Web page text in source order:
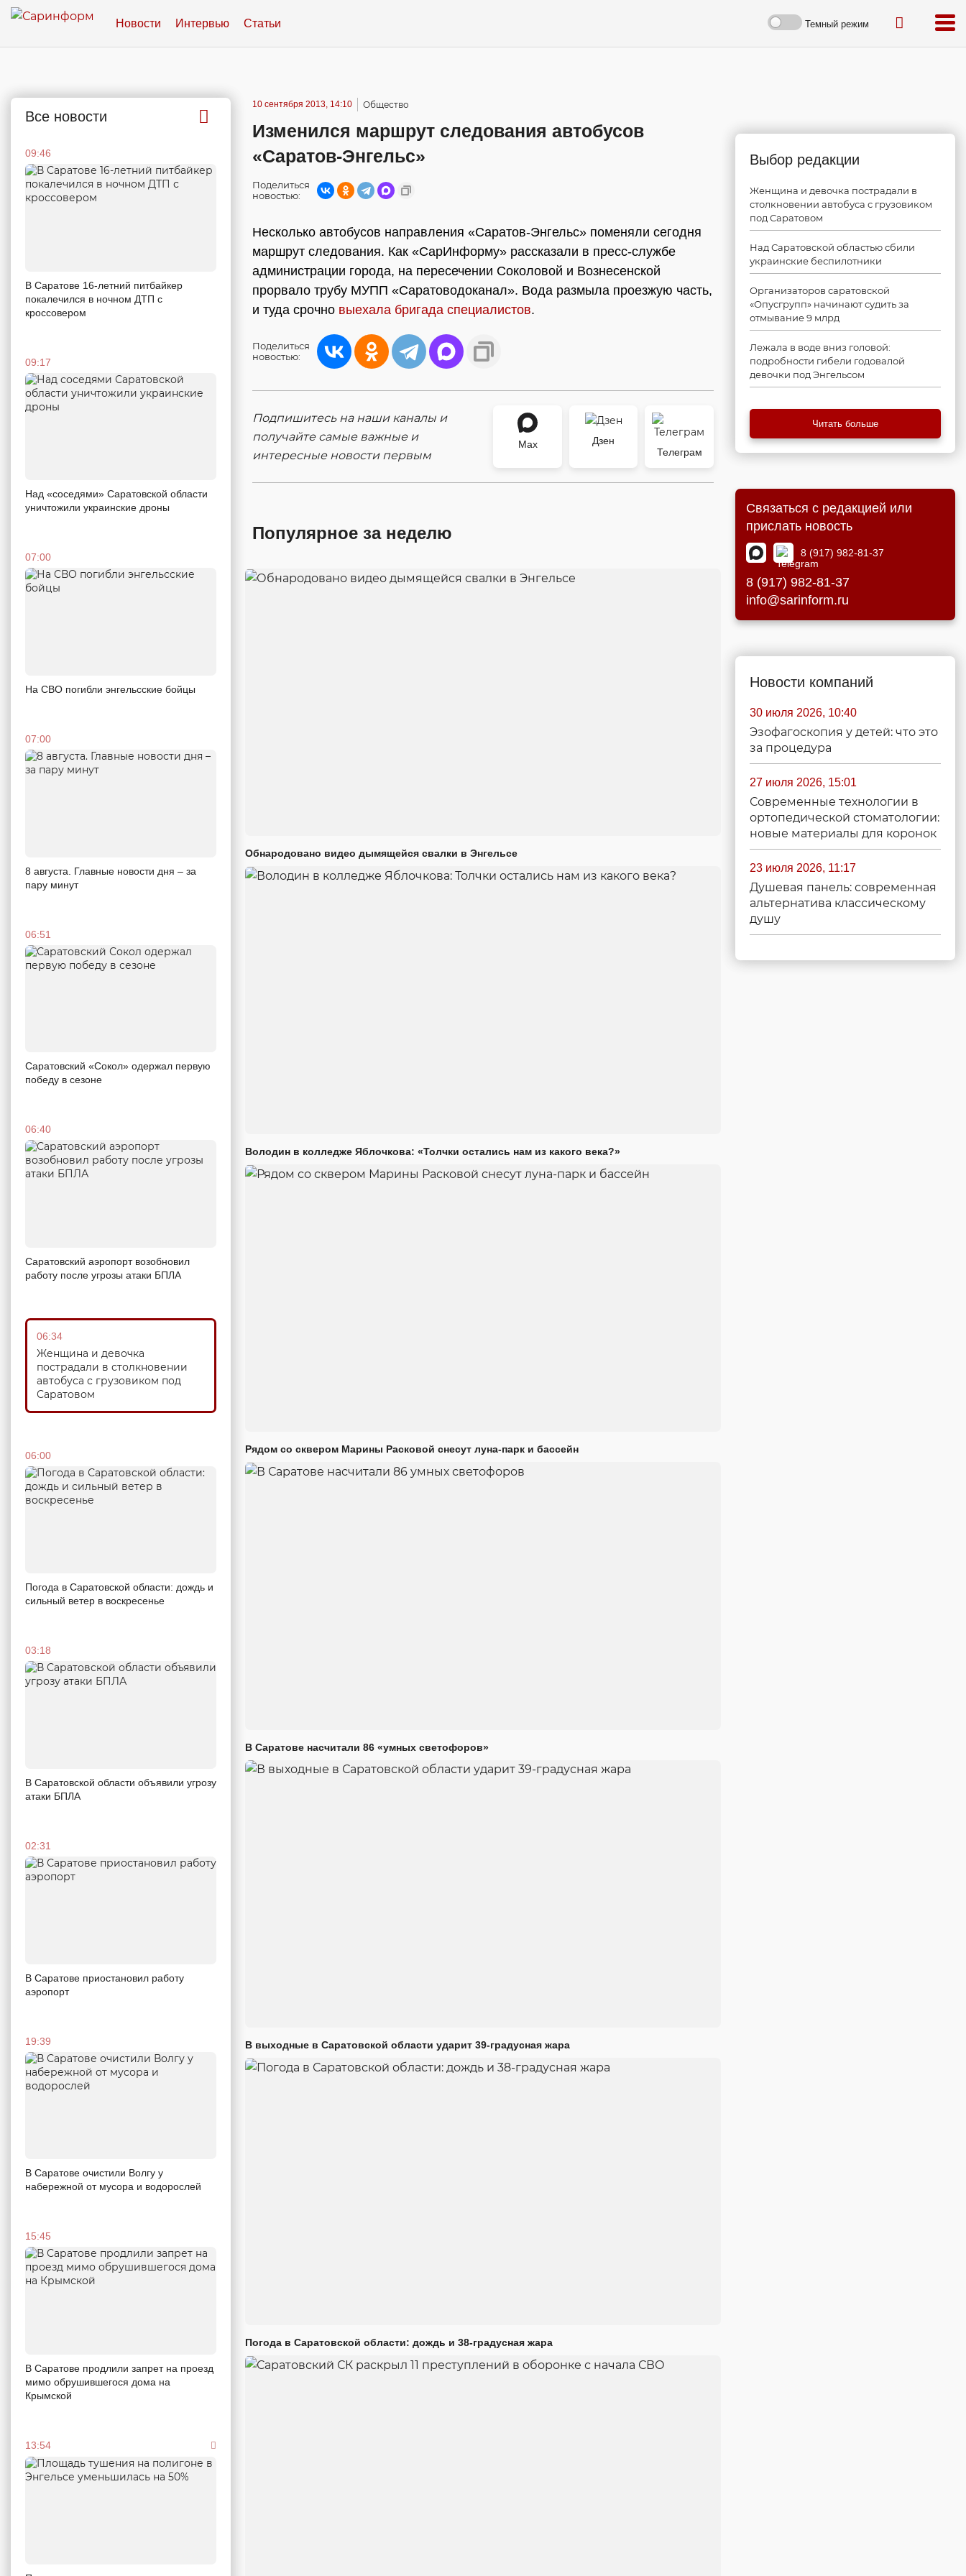
Новости Интервью Статьи Темный режим
Все новости
09:46
В Саратове 16-летний питбайкер
покалечился в ночном ДТП с
кроссовером
09:17
Над «соседями» Саратовской области
уничтожили украинские дроны
07:00
На СВО погибли энгельсские бойцы
07:00
8 августа. Главные новости дня – за
пару минут
06:51
Саратовский «Сокол» одержал первую
победу в сезоне
06:40
Саратовский аэропорт возобновил
работу после угрозы атаки БПЛА
06:34
Женщина и девочка
пострадали в столкновении
автобуса с грузовиком под
Саратовом
06:00
Погода в Саратовской области: дождь и
сильный ветер в воскресенье
03:18
В Саратовской области объявили угрозу
атаки БПЛА
02:31
В Саратове приостановил работу
аэропорт
19:39
В Саратове очистили Волгу у
набережной от мусора и водорослей
15:45
В Саратове продлили запрет на проезд
мимо обрушившегося дома на
Крымской
13:54
10 сентября 2013, 14:10 Общество
Изменился маршрут следования автобусов
«Саратов-Энгельс»
Поделиться
новостью:
Несколько автобусов направления «Саратов-Энгельс» поменяли сегодня
маршрут следования. Как «СарИнформу» рассказали в пресс-службе
администрации города, на пересечении Соколовой и Вознесенской
прорвало трубу МУПП «Саратоводоканал». Вода размыла проезжую часть,
и туда срочно выехала бригада специалистов.
Поделиться
новостью:
Подпишитесь на наши каналы и
получайте самые важные и
интересные новости первым
Max
Дзен
Телеграм
Популярное за неделю
Обнародовано видео дымящейся свалки в Энгельсе
Володин в колледже Яблочкова: «Толчки остались нам из какого века?»
Рядом со сквером Марины Расковой снесут луна-парк и бассейн
В Саратове насчитали 86 «умных светофоров»
В выходные в Саратовской области ударит 39-градусная жара
Погода в Саратовской области: дождь и 38-градусная жара
Выбор редакции
Женщина и девочка пострадали в
столкновении автобуса с грузовиком
под Саратовом
Над Саратовской областью сбили
украинские беспилотники
Организаторов саратовской
«Опусгрупп» начинают судить за
отмывание 9 млрд
Лежала в воде вниз головой:
подробности гибели годовалой
девочки под Энгельсом
Читать больше
Связаться с редакцией или
прислать новость
8 (917) 982-81-37
8 (917) 982-81-37
info@sarinform.ru
Новости компаний
30 июля 2026, 10:40
Эзофагоскопия у детей: что это
за процедура
27 июля 2026, 15:01
Современные технологии в
ортопедической стоматологии:
новые материалы для коронок
23 июля 2026, 11:17
Душевая панель: современная
альтернатива классическому
душу